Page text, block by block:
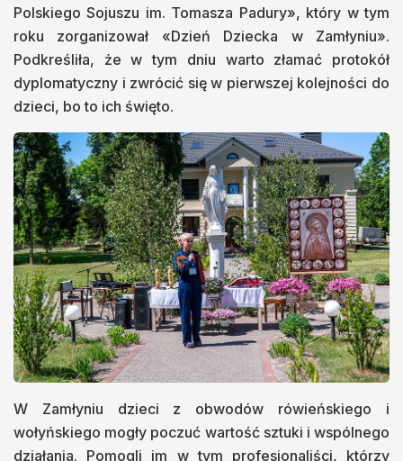
Polskiego Sojuszu im. Tomasza Padury», który w tym
roku zorganizował «Dzień Dziecka w Zamłyniu».
Podkreśliła, że w tym dniu warto złamać protokół
dyplomatyczny i zwrócić się w pierwszej kolejności do
dzieci, bo to ich święto.
W Zamłyniu dzieci z obwodów rówieńskiego i
wołyńskiego mogły poczuć wartość sztuki i wspólnego
działania. Pomogli im w tym profesjonaliści, którzy